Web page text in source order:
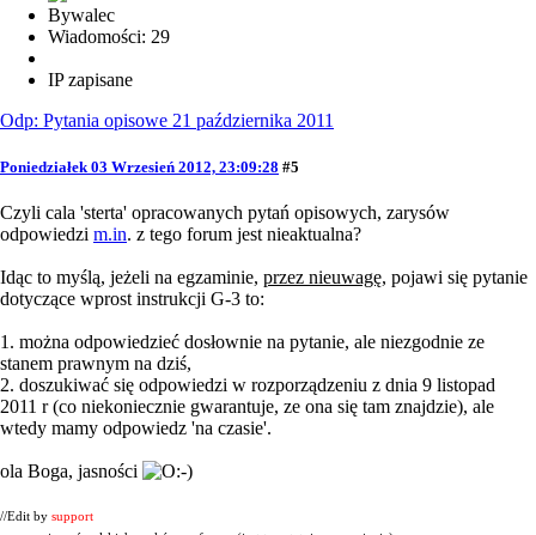
Bywalec
Wiadomości: 29
IP zapisane
Odp: Pytania opisowe 21 października 2011
Poniedziałek 03 Wrzesień 2012, 23:09:28 #5
Czyli cala 'sterta' opracowanych pytań opisowych, zarysów
odpowiedzi m.in. z tego forum jest nieaktualna?
Idąc to myślą, jeżeli na egzaminie, przez nieuwagę, pojawi się pytanie
dotyczące wprost instrukcji G-3 to:
1. można odpowiedzieć dosłownie na pytanie, ale niezgodnie ze
stanem prawnym na dziś,
2. doszukiwać się odpowiedzi w rozporządzeniu z dnia 9 listopad
2011 r (co niekoniecznie gwarantuje, ze ona się tam znajdzie), ale
wtedy mamy odpowiedz 'na czasie'.
ola Boga, jasności
//Edit by support